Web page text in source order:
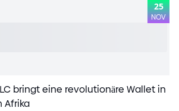
25
NOV
bringt eine revolutionäre Wallet in
Afrika